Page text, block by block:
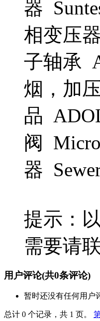
器
相变压
子轴承
烟，加
品
阀
器
提示：
需要请
用户评论(共0条评论)
暂时还没有任何用户
总计 0 个记录，共 1 页。